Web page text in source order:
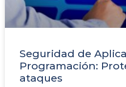
Seguridad de
Programación:
ataques